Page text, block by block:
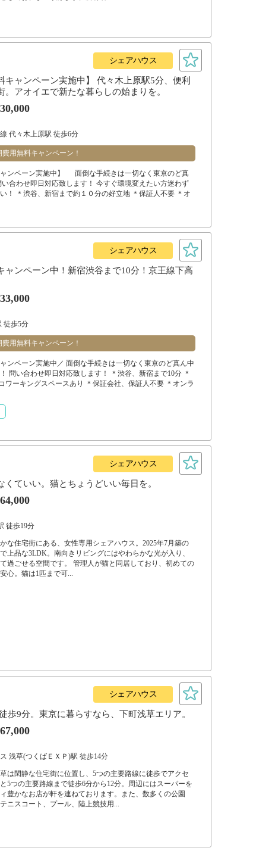
シェアハウス
キャンペーン実施中】 代々木上原駅5分、便利
。アオイエで新たな暮らしの始まりを。
代々木上原駅 徒歩6分
用無料キャンペーン！
ャンペーン実施中】 面倒な手続きは一切なく東京のど真
合わせ即日対応致します！ 今すぐ環境変えたい方迷わず
！ ＊渋谷、新宿まで約１０分の好立地 ＊保証人不要 ＊オ
シェアハウス
ャンペーン中！新宿渋谷まで10分！京王線下高
徒歩5分
用無料キャンペーン！
ンペーン実施中／ 面倒な手続きは一切なく東京のど真ん中
問い合わせ即日対応致します！ ＊渋谷、新宿まで10分 ＊
ワーキングスペースあり ＊保証会社、保証人不要 ＊オンラ
シェアハウス
くていい。猫とちょうどいい毎日を。
徒歩19分
な住宅街にある、女性専用シェアハウス。2025年7月築の
上品な3LDK。南向きリビングにはやわらかな光が入り、
過ごせる空間です。 管理人が猫と同居しており、初めての
心。猫は1匹まで可...
シェアハウス
歩9分。東京に暮らすなら、下町浅草エリア。
浅草(つくばＥＸＰ)駅 徒歩14分
は閑静な住宅街に位置し、5つの主要路線に徒歩でアクセ
5つの主要路線まで徒歩6分から12分。周辺にはスーパーを
豊かなお店が軒を連ねております。また、数多くの公園
ニスコート、プール、陸上競技用...